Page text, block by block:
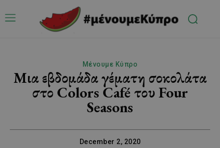
Μένουμε Κύπρο
Μια εβδομάδα γέματη σοκολάτα
στο Colors Café του Four
Seasons
December 2, 2020